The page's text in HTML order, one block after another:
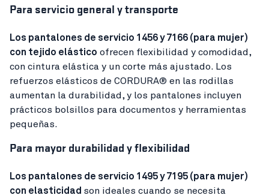
Para servicio general y transporte
Los pantalones de servicio 1456 y 7166 (para mujer)
con tejido elástico ofrecen flexibilidad y comodidad,
con cintura elástica y un corte más ajustado. Los
refuerzos elásticos de CORDURA® en las rodillas
aumentan la durabilidad, y los pantalones incluyen
prácticos bolsillos para documentos y herramientas
pequeñas.
Para mayor durabilidad y flexibilidad
Los pantalones de servicio 1495 y 7195 (para mujer)
con elasticidad son ideales cuando se necesita